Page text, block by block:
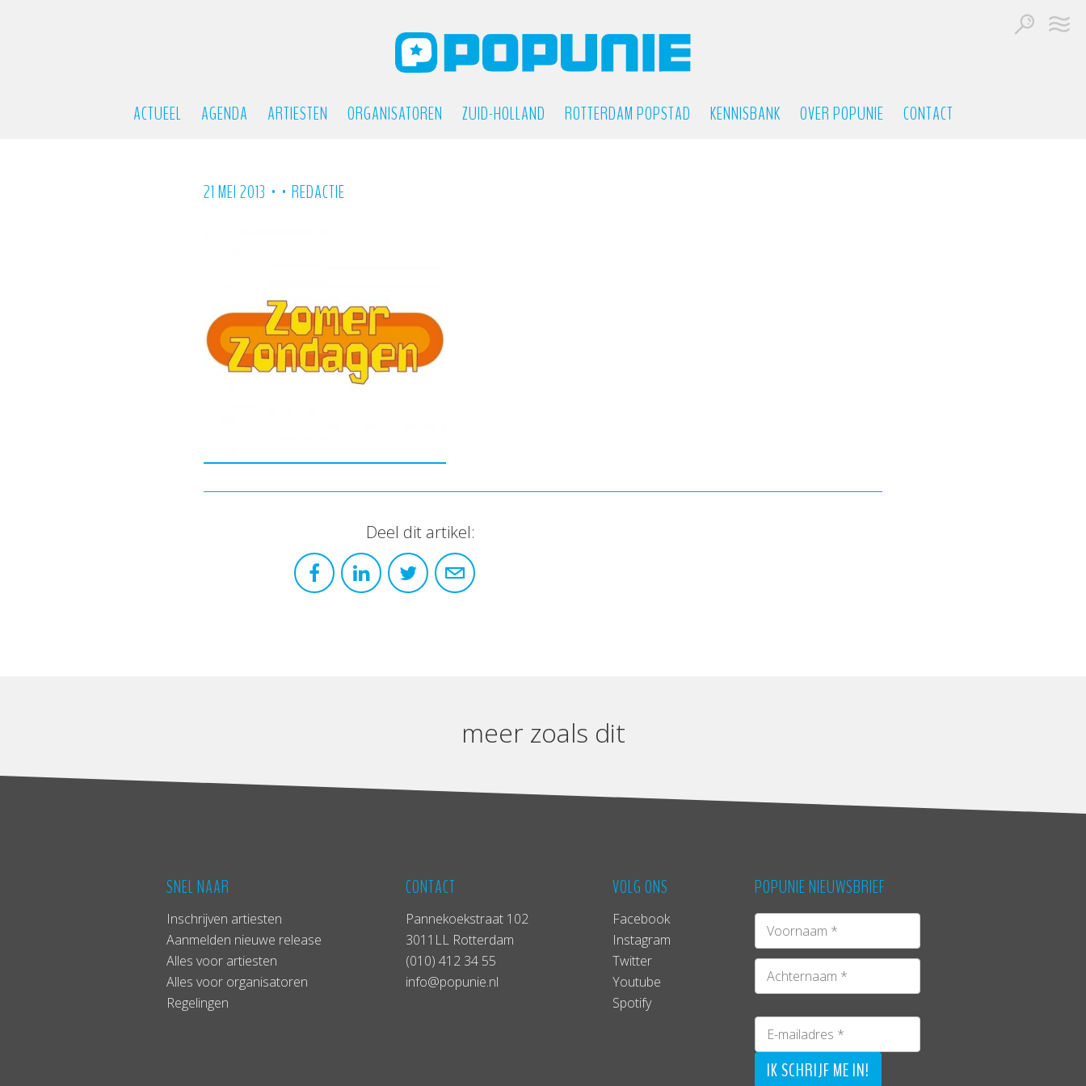
ACTUEEL AGENDA ARTIESTEN ORGANISATOREN ZUID-HOLLAND ROTTERDAM POPSTAD KENNISBANK OVER POPUNIE CONTACT
21 MEI 2013 • • REDACTIE
Deel dit artikel:
meer zoals dit
SNEL NAAR
Inschrijven artiesten
Aanmelden nieuwe release
Alles voor artiesten
Alles voor organisatoren
Regelingen
CONTACT
Pannekoekstraat 102
3011LL Rotterdam
(010) 412 34 55
info@popunie.nl
VOLG ONS
Facebook
Instagram
Twitter
Youtube
Spotify
POPUNIE NIEUWSBRIEF